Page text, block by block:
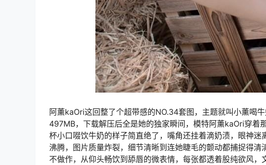
阿薰kaOri这回整了个超带感的NO.34套图，主题就叫小薰喝
497MB，下载解压后全是她的独家瞬间，模特阿薰kaOri穿着
杯小口啜饮牛奶的样子简直绝了，嘴角还挂着滴奶渍，眼神
沸腾，图片质量炸裂，细节清晰到连她睫毛的颤动都捕捉得
不做作，从仰头畅饮到舔唇的微表情，每张都透着股纯欲风